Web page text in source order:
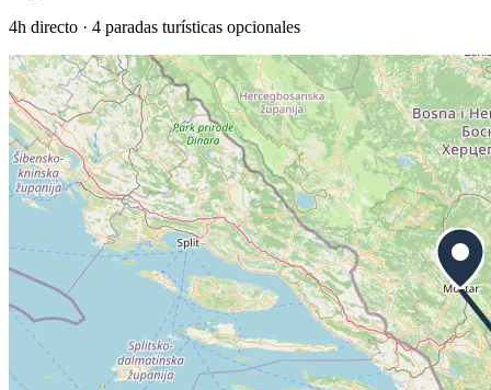
4h directo · 4 paradas turísticas opcionales